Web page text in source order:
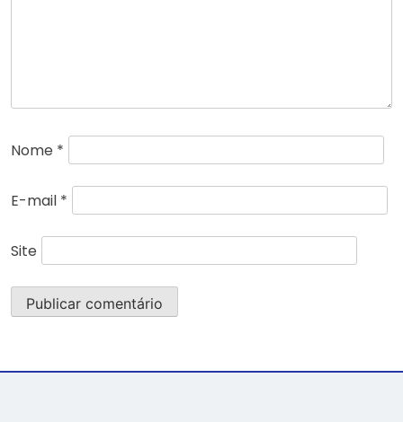
Nome *
E-mail *
Site